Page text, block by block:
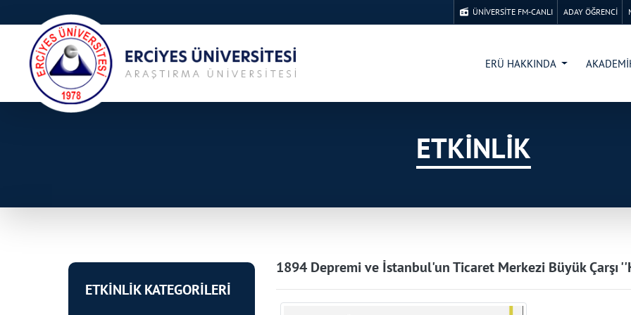
ÜNİVERSİTE FM-CANLI ADAY ÖĞRENCİ
ERÜ HAKKINDA
ETKİNLİK
ETKİNLİK KATEGORİLERİ
1894 Depremi ve İstanbul'un Ticaret Merkezi Büyük Çarşı